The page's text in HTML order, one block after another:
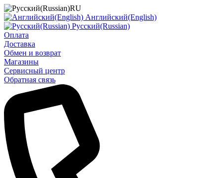
RU
Английский(English)
Русский(Russian)
Оплата
Доставка
Обмен и возврат
Магазины
Сервисный центр
Обратная связь